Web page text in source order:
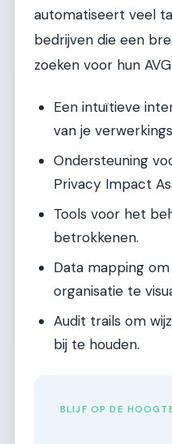
automatiseert veel
bedrijven die een
zoeken voor hun
Een intuïtieve
van je
Ondersteuning
Privacy Impact
Tools voor het
betrokkenen.
Data mapping
organisatie te
Audit trails om
bij te houden.
BLIJF OP DE